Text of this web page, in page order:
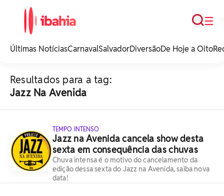
noticias e
☰
Busca
Últimas NotíciasCarnavalSalvadorDiversãoDe Hoje a Oito
Resultados para a tag:
Jazz Na Avenida
TEMPO INTENSO
Jazz na Avenida cancela show desta
sexta em consequência das chuvas
Chuva intensa é o motivo do cancelamento da
edição dessa sexta do Jazz na Avenida, saiba nova
data!